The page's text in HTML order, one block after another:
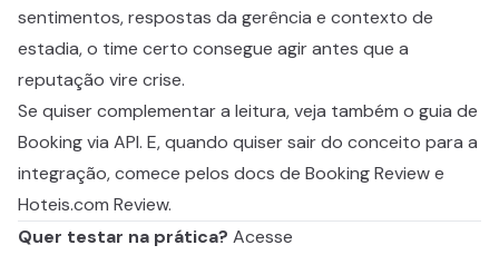
sentimentos, respostas da gerência e contexto de
estadia, o time certo consegue agir antes que a
reputação vire crise.
Se quiser complementar a leitura, veja também o guia de
Booking via API. E, quando quiser sair do conceito para a
integração, comece pelos docs de Booking Reviewe
Hoteis.com Review.
Quer testar na prática? Acesse